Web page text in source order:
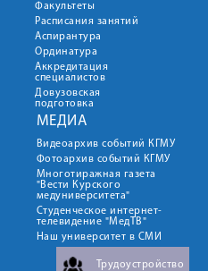
Факультеты
Расписания занятий
Аспирантура
Ординатура
Аккредитация
специалистов
Довузовская
подготовка
МЕДИА
Видеоархив событий КГМУ
Фотоархив событий КГМУ
Многотиражная газета
"Вести Курского
медуниверситета"
Студенческое интернет-
телевидение "МедТВ"
Наш университет в СМИ
Трудоустройство